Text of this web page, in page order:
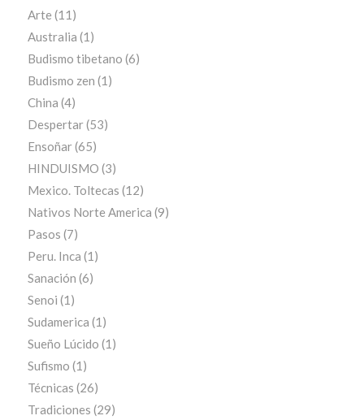
Arte (11)
Australia (1)
Budismo tibetano (6)
Budismo zen (1)
China (4)
Despertar(53)
Ensoñar(65)
HINDUISMO (3)
Mexico. Toltecas (12)
Nativos Norte America (9)
Pasos (7)
Peru. Inca (1)
Sanación (6)
Senoi (1)
Sudamerica (1)
Sueño Lúcido (1)
Sufismo (1)
Técnicas (26)
Tradiciones (29)